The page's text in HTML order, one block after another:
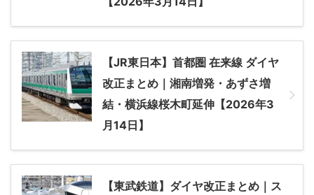
【JR東日本】首都圏 在来線 ダイヤ
改正まとめ｜湘南増発・あずさ増
結・横浜線桜木町延伸【2026年3
月14日】
【東武鉄道】ダイヤ改正まとめ｜ス